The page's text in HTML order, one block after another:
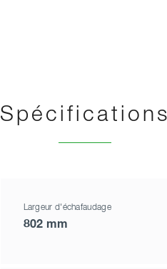
Spécifications
Largeur d'échafaudage
802 mm